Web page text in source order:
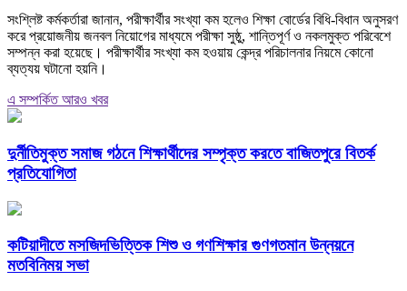
সংশ্লিষ্ট কর্মকর্তারা জানান, পরীক্ষার্থীর সংখ্যা কম হলেও শিক্ষা বোর্ডের বিধি-বিধান অনুসরণ
করে প্রয়োজনীয় জনবল নিয়োগের মাধ্যমে পরীক্ষা সুষ্ঠু, শান্তিপূর্ণ ও নকলমুক্ত পরিবেশে
সম্পন্ন করা হয়েছে। পরীক্ষার্থীর সংখ্যা কম হওয়ায় কেন্দ্র পরিচালনার নিয়মে কোনো
ব্যত্যয় ঘটানো হয়নি।
এ সম্পর্কিত আরও খবর
দুর্নীতিমুক্ত সমাজ গঠনে শিক্ষার্থীদের সম্পৃক্ত করতে বাজিতপুরে বিতর্ক
প্রতিযোগিতা
কটিয়াদীতে মসজিদভিত্তিক শিশু ও গণশিক্ষার গুণগতমান উন্নয়নে
মতবিনিময় সভা